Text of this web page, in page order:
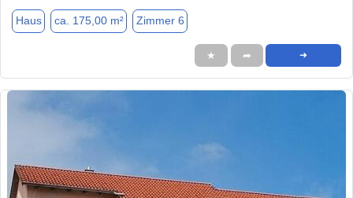
Haus ca. 175,00 m² Zimmer 6
★ ➦ ➜